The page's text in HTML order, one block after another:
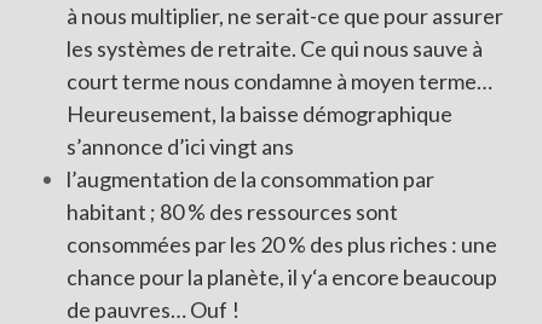
à nous multiplier, ne serait-ce que pour assurer
les systèmes de retraite. Ce qui nous sauve à
court terme nous condamne à moyen terme…
Heureusement, la baisse démographique
s’annonce d’ici vingt ans
l’augmentation de la consommation par
habitant ; 80 % des ressources sont
consommées par les 20 % des plus riches : une
chance pour la planète, il y‘a encore beaucoup
de pauvres… Ouf !